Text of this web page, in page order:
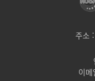
주소
이